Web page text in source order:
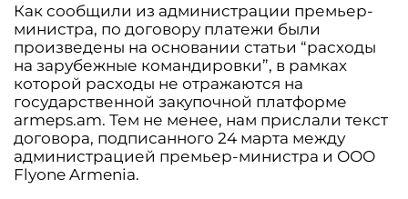
Как сообщили из администрации премьер-
министра, по договору платежи были
произведены на основании статьи “расходы
на зарубежные командировки”, в рамках
которой расходы не отражаются на
государственной закупочной платформе
armeps.am. Тем не менее, нам прислали текст
договора, подписанного 24 марта между
администрацией премьер-министра и ООО
Flyоne Armenia.